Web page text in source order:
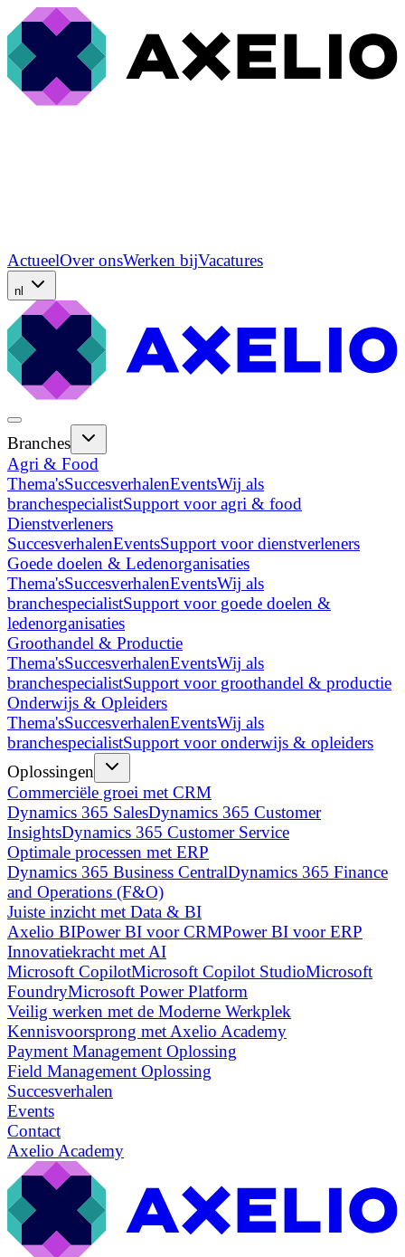
ActueelOver onsWerken bijVacatures
nl
Branches
Agri & Food
Thema'sSuccesverhalenEventsWij als
branchespecialistSupport voor agri & food
Dienstverleners
SuccesverhalenEventsSupport voor dienstverleners
Goede doelen & Ledenorganisaties
Thema'sSuccesverhalenEventsWij als
branchespecialistSupport voor goede doelen &
ledenorganisaties
Groothandel & Productie
Thema'sSuccesverhalenEventsWij als
branchespecialistSupport voor groothandel & productie
Onderwijs & Opleiders
Thema'sSuccesverhalenEventsWij als
branchespecialistSupport voor onderwijs & opleiders
Oplossingen
Commerciële groei met CRM
Dynamics 365 SalesDynamics 365 Customer
InsightsDynamics 365 Customer Service
Optimale processen met ERP
Dynamics 365 Business CentralDynamics 365 Finance
and Operations (F&O)
Juiste inzicht met Data & BI
Axelio BIPower BI voor CRMPower BI voor ERP
Innovatiekracht met AI
Microsoft CopilotMicrosoft Copilot StudioMicrosoft
FoundryMicrosoft Power Platform
Veilig werken met de Moderne Werkplek
Kennisvoorsprong met Axelio Academy
Payment Management Oplossing
Field Management Oplossing
Succesverhalen
Events
Contact
Axelio Academy